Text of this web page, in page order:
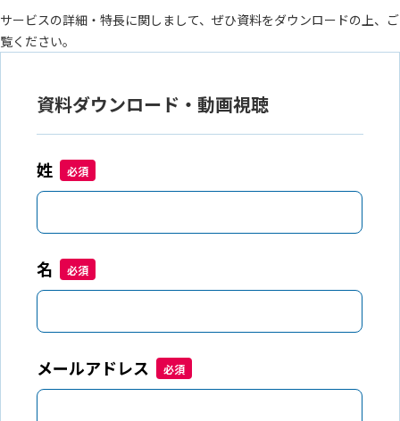
サービスの詳細・特長に関しまして、ぜひ資料をダウンロードの上、ご
覧ください。
資料ダウンロード・動画視聴